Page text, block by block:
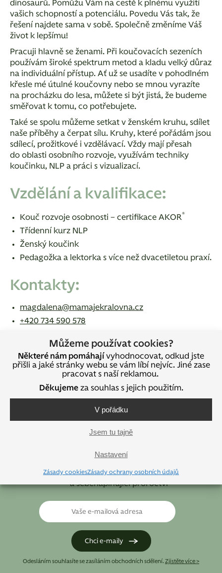
Můžeme používat cookies?
Některé nám pomáhají vyhodnocovat, odkud jste
přišli a jaké stránky webu se vám líbí nejvíc. Jiné zase
pracovat s naší reklamou.
Děkujemeza souhlas s jejich použitím.
V pořádku
Jsem tu tajně
Nastavení
Zásady cookiesZásady ochrany osobních údajů
dinosaurů. Pomůžu Vám na cestě k plnému využití
vašich schopností a potenciálu. Povedu Vás tak, že
řešení najdete sama v sobě. Společně změníme Váš
život k lepšímu!
Pracuji hlavně se ženami. Při koučovacích sezeních
používám široké spektrum metod a kladu velký důraz
na individuální přístup. Ať už se usadíte v pohodlném
křesle mé útulné koučovny nebo se mnou vyrazíte
na procházku do lesa, můžete si být jistá, že budeme
směřovat k tomu, co potřebujete.
Také se spolu můžeme setkat v ženském kruhu, sdílet
naše příběhy a čerpat sílu. Kruhy, které pořádám jsou
sdílecí, prožitkové i vzdělávací. Vždy mají přesah
do oblasti osobního rozvoje, využívám techniky
koučinku, NLP a práci s vizualizací.
Vzdělání a kvalifikace:
Kouč rozvoje osobnosti – certifikace AKOR®
Třídenní kurz NLP
Ženský koučink
Pedagožka a lektorka s více než dvacetiletou praxí.
Kontakty:
magdalena@mamajekralovna.cz
+420 734 590 578
Sdílejte na sociálních sítích
Tipy a rady do e-mailu
+ BONUS: e-kniha Omyly mysli + vytváření reality
a sebenaplňující proroctví
Odesláním souhlasíte se zasíláním obchodních sdělení. Zjistěte více >